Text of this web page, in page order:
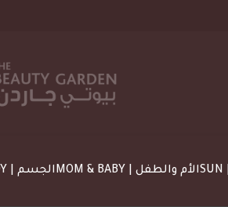
BODY | الجسم MOM & BABY | الأم والطفل